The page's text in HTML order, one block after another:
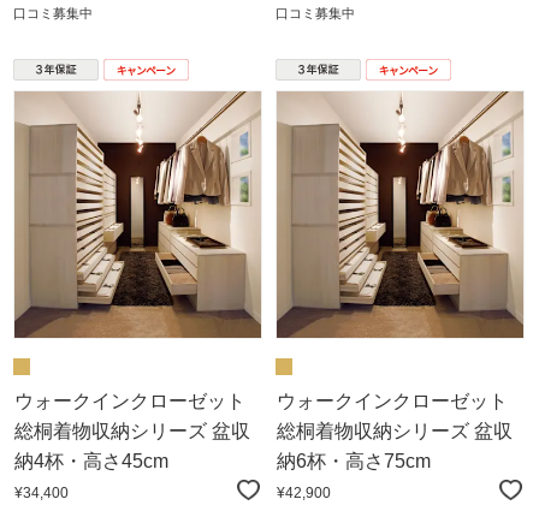
口コミ募集中 口コミ募集中
ウォークインクローゼット
総桐着物収納シリーズ 盆収
納4杯・高さ45cm
¥34,400
ウォークインクローゼット
総桐着物収納シリーズ 盆収
納6杯・高さ75cm
¥42,900